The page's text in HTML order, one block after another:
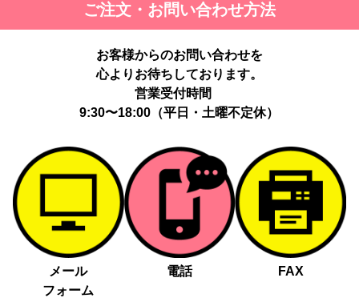
ご注文・お問い合わせ方法
お客様からのお問い合わせを
心よりお待ちしております。
営業受付時間
9:30〜18:00（平日・土曜不定休）
メール
フォーム
電話 FAX